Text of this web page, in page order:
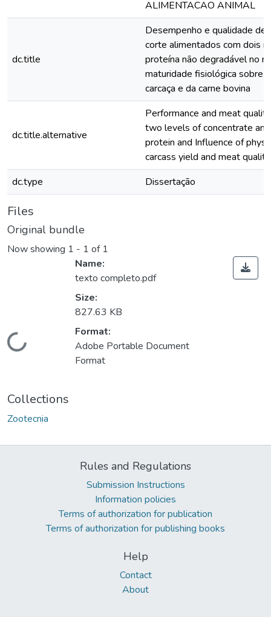
ALIMENTACAO ANIMAL
dc.title
Desempenho e qualidade de
corte alimentados com dois
proteína não degradável no
maturidade fisiológica sobre
carcaça e da carne bovina
dc.title.alternative
Performance and meat
two levels of concentrate
protein and Influence of
carcass yield and meat
dc.type
Dissertação
Files
Original bundle
Now showing 1 - 1 of 1
Loading...
Name:
texto completo.pdf
Size:
827.63 KB
Format:
Adobe Portable Document
Format
Collections
Zootecnia
Rules and Regulations
Submission Instructions
Information policies
Terms of authorization for publication
Terms of authorization for publishing books
Help
Contact
About